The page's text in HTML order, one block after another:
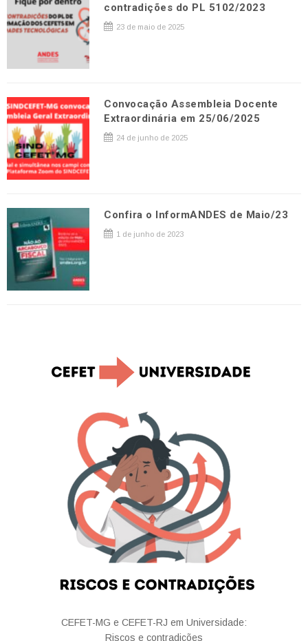
contradições do PL 5102/2023
23 de maio de 2025
Convocação Assembleia Docente
Extraordinária em 25/06/2025
24 de junho de 2025
Confira o InformANDES de Maio/23
1 de junho de 2023
CEFET-MG e CEFET-RJ em Universidade:
Riscos e contradições